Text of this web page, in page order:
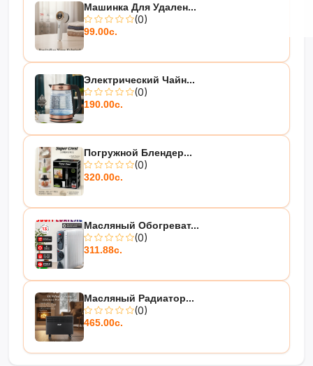
Машинка Для Удален...
(0)
99.00с.
Электрический Чайн...
(0)
190.00с.
Погружной Блендер...
(0)
320.00с.
Масляный Обогреват...
(0)
311.88с.
Масляный Радиатор...
(0)
465.00с.